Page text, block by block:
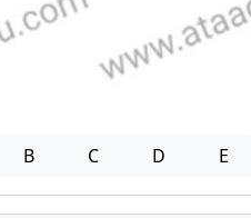
B C D E